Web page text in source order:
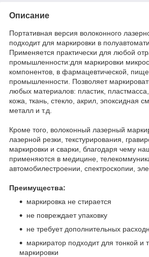
Описание
Портативная версия волоконного
подходит для маркировки в
Применяется практически для любой
промышленности:для маркировки
компонентов, в фармацевтической,
промышленности. Позволяет
любых материалов: пластик,
кожа, ткань, стекло, акрил, эпоксидная
металл и т.д.
Кроме того, волоконный лазерный
лазерной резки, текстурирования,
маркировки и сварки, благодаря чему
применяются в медицине,
автомобилестроении, спектроскопии,
Преимущества:
маркировка не стирается
не повреждает упаковку
не требует дополнительных
маркиратор подходит для тонкой и
маркировки